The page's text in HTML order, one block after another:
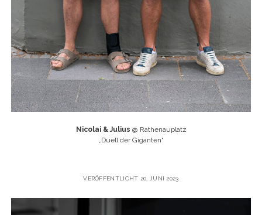
Nicolai & Julius @ Rathenauplatz
„Duell der Giganten“
VERÖFFENTLICHT 20. JUNI 2023